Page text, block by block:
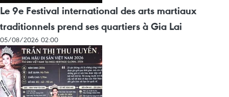
Le 9e Festival international des arts martiaux
traditionnels prend ses quartiers à Gia Lai
05/08/2026 02:00